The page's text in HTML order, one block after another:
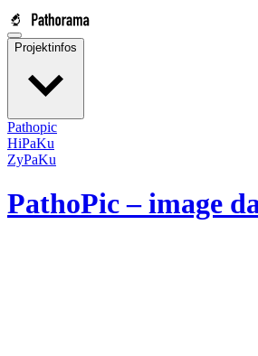
Projektinfos
Pathopic
HiPaKu
ZyPaKu
PathoPic – image